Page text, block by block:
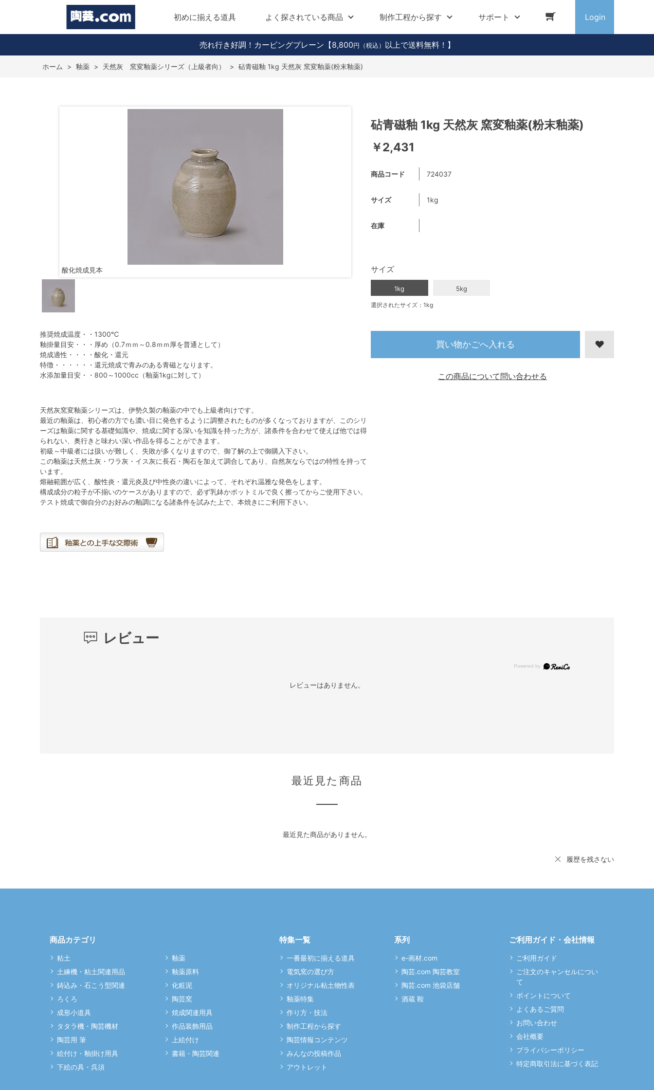
初めに揃える道具 よく探されている商品 制作工程から探す サポート Login
売れ行き好調！カービングプレーン 【8,800 円（税込） 以上で送料無料！】
ホーム > 釉薬 > 天然灰 窯変釉薬シリーズ（上級者向） > 砧青磁釉 1kg 天然灰 窯変釉薬(粉末釉薬)
酸化焼成見本
推奨焼成温度・・1300℃
釉掛量目安・・・厚め（0.7ｍｍ～0.8ｍｍ厚を普通として）
焼成適性・・・・酸化・還元
特徴・・・・・・還元焼成で青みのある青磁となります。
水添加量目安・・800～1000cc（釉薬1kgに対して）
天然灰窯変釉薬シリーズは、伊勢久製の釉薬の中でも上級者向けです。
最近の釉薬は、初心者の方でも濃い目に発色するように調整されたものが多くなっておりますが、このシリ
ーズは釉薬に関する基礎知識や、焼成に関する深いを知識を持った方が、諸条件を合わせて使えば他では得
られない、奥行きと味わい深い作品を得ることができます。
初級～中級者には扱いが難しく、失敗が多くなりますので、御了解の上で御購入下さい。
この釉薬は天然土灰・ワラ灰・イス灰に長石・陶石を加えて調合してあり、自然灰ならではの特性を持って
います。
熔融範囲が広く、酸性炎・還元炎及び中性炎の違いによって、それぞれ温雅な発色をします。
構成成分の粒子が不揃いのケースがありますので、必ず乳鉢かポットミルで良く擦ってからご使用下さい。
テスト焼成で御自分のお好みの釉調になる諸条件を試みた上で、本焼きにご利用下さい。
砧青磁釉 1kg 天然灰 窯変釉薬(粉末釉薬)
￥2,431
商品コード 724037
サイズ 1kg
在庫
サイズ
1kg 5kg
選択されたサイズ：1kg
買い物かごへ入れる
この商品について問い合わせる
レビュー
レビューはありません。
最近見た商品
最近見た商品がありません。
履歴を残さない
商品カテゴリ
粘土
土練機・粘土関連用品
鋳込み・石こう型関連
ろくろ
成形小道具
タタラ機・陶芸機材
陶芸用 筆
絵付け・釉掛け用具
下絵の具・呉須
釉薬
釉薬原料
化粧泥
陶芸窯
焼成関連用具
作品装飾用品
上絵付け
書籍・陶芸関連
特集一覧
一番最初に揃える道具
電気窯の選び方
オリジナル粘土物性表
釉薬特集
作り方・技法
制作工程から探す
陶芸情報コンテンツ
みんなの投稿作品
アウトレット
系列
e-画材.com
陶芸.com 陶芸教室
陶芸.com 池袋店舗
酒蔵 鞍
ご利用ガイド・会社情報
ご利用ガイド
ご注文のキャンセルについ
て
ポイントについて
よくあるご質問
お問い合わせ
会社概要
プライバシーポリシー
特定商取引法に基づく表記